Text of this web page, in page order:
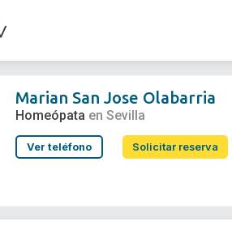
Olabarria
Marian San Jose Olabarria
Homeópata en Sevilla
Ver teléfono Solicitar reserva